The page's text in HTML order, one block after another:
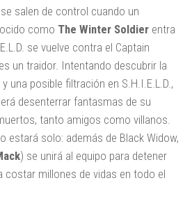
salen de control cuando un
como The Winter Soldier entra
se vuelve contra el Captain
un traidor. Intentando descubrir la
una posible filtración en S.H.I.E.L.D.,
desenterrar fantasmas de su
tanto amigos como villanos.
estará solo: además de Black Widow,
) se unirá al equipo para detener
costar millones de vidas en todo el